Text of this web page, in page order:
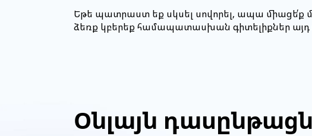
Եթե պատրաստ եք սկսել սովորել, ապա միացե՛ք
ձեռք կբերեք համապատասխան գիտելիքներ այդ
Օնլայն